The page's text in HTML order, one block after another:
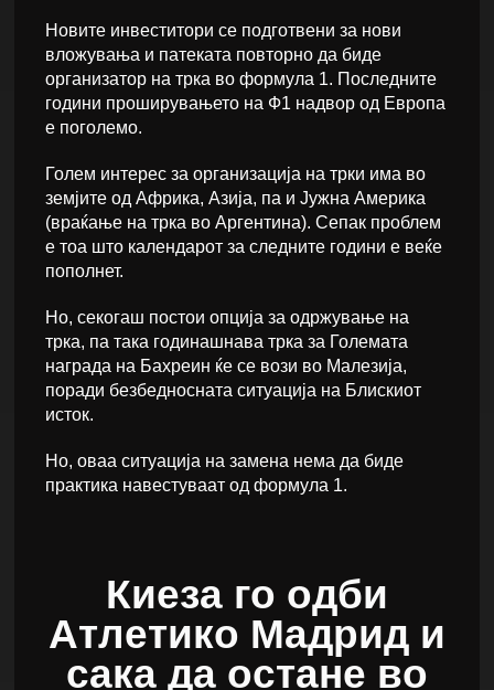
Новите инвеститори се подготвени за нови
вложувања и патеката повторно да биде
организатор на трка во формула 1. Последните
години проширувањето на Ф1 надвор од Европа
е поголемо.
Голем интерес за организација на трки има во
земјите од Африка, Азија, па и Јужна Америка
(враќање на трка во Аргентина). Сепак проблем
е тоа што календарот за следните години е веќе
пополнет.
Но, секогаш постои опција за одржување на
трка, па така годинашнава трка за Големата
награда на Бахреин ќе се вози во Малезија,
поради безбедносната ситуација на Блискиот
исток.
Но, оваа ситуација на замена нема да биде
практика навестуваат од формула 1.
Киеза го одби
Атлетико Мадрид и
сака да остане во